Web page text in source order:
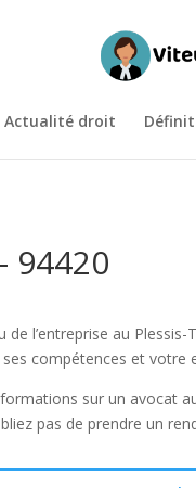
Actualité droit
94420
de l’entreprise au
compétences et votre
sur un avocat
pas de prendre un